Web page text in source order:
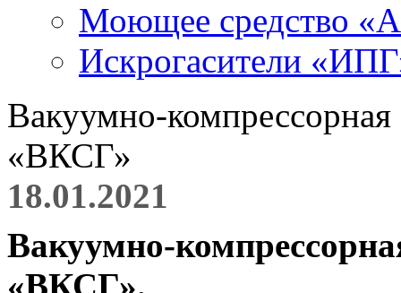
Моющее средство
Искрогасители
Вакуумно-компрессорная
«ВКСГ»
18.01.2021
Вакуумно-